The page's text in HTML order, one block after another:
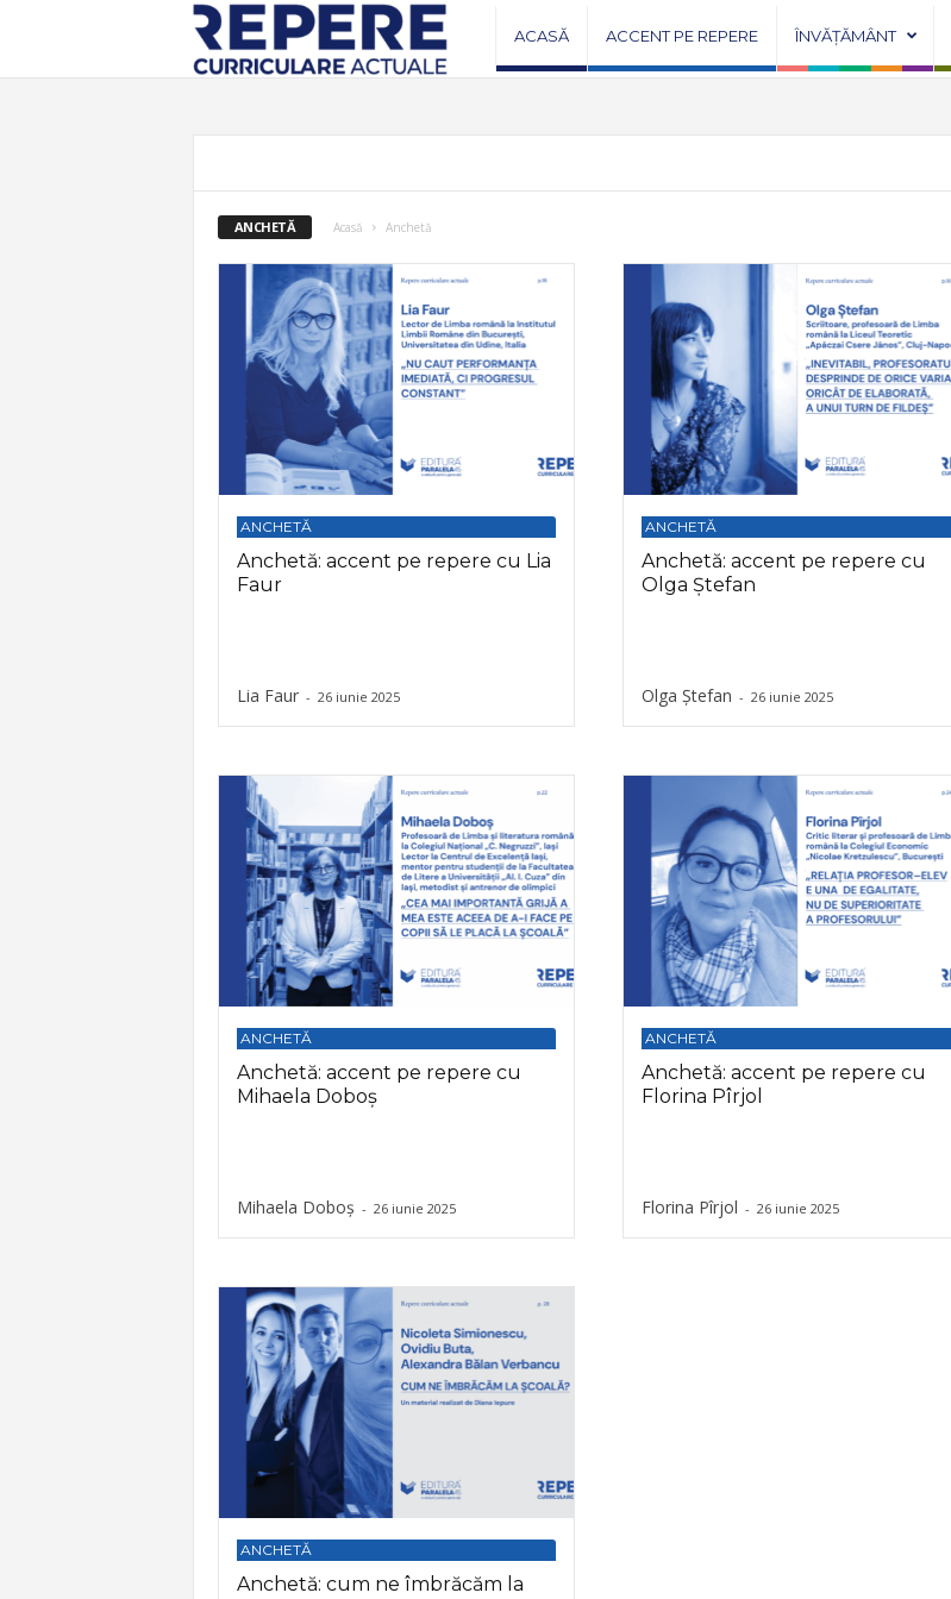
t
a
p
ACASĂ ACCENT PE REPERE ÎNVĂȚĂMÂNT
ANCHETĂ Acasă Anchetă
ANCHETĂ
Anchetă: accent pe repere cu Lia
Faur
Lia Faur - 26 iunie 2025
ANCHETĂ
Anchetă: accent pe repere cu
Olga Ștefan
Olga Ștefan - 26 iunie 2025
ANCHETĂ
Anchetă: accent pe repere cu
Mihaela Doboș
Mihaela Doboș - 26 iunie 2025
ANCHETĂ
Anchetă: accent pe repere cu
Florina Pîrjol
Florina Pîrjol - 26 iunie 2025
ANCHETĂ
Anchetă: cum ne îmbrăcăm la